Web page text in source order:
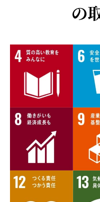
の